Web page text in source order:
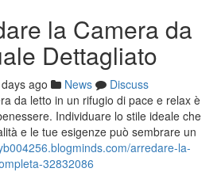
la Camera da
Dettagliato
ago News
Discuss
da letto in un rifugio di pace e relax è
Individuare lo stile ideale che
e le tue esigenze può sembrare un
arredare-la-
32832086